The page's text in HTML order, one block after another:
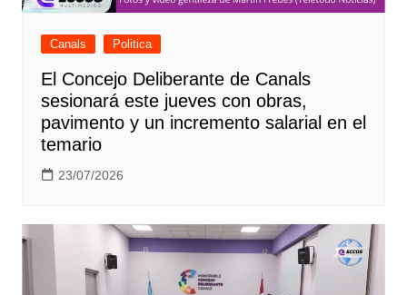
Canals Politica
El Concejo Deliberante de Canals
sesionará este jueves con obras,
pavimento y un incremento salarial en el
temario
23/07/2026